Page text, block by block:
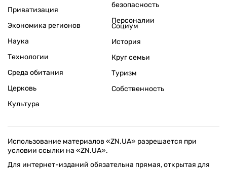
Приватизация
Экономика регионов
безопасность
Персоналии
Наука
Технологии
Среда обитания
Церковь
Культура
Социум
История
Круг семьи
Туризм
Собственность
Использование материалов «ZN.UA» разрешается при
условии ссылки на «ZN.UA».
Для интернет-изданий обязательна прямая, открытая для